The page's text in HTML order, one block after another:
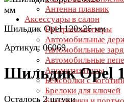
Антенна плавник
Аксессуары в салон
FM трансмиттеры
Автомобильные
Автомобильные
Автомобильные
Ароматизаторы
Бейсболки с
Брелоки для ключей
Шильдик Opel 120х26 мм
Артикул: 06069
Шильдик Opel
Осталось 2 штуки